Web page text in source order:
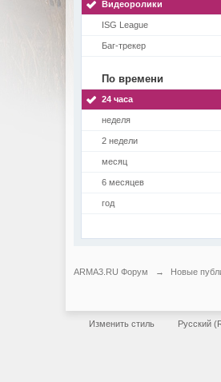
Видеоролики
ISG League
Баг-трекер
По времени
24 часа
неделя
2 недели
месяц
6 месяцев
год
ARMA3.RU Форум → Новые
Изменить стиль Русский